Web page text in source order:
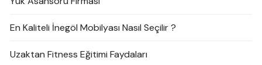
En Kaliteli İnegöl Mobilyası Nasıl Seçilir ?
Uzaktan Fitness Eğitimi Faydaları